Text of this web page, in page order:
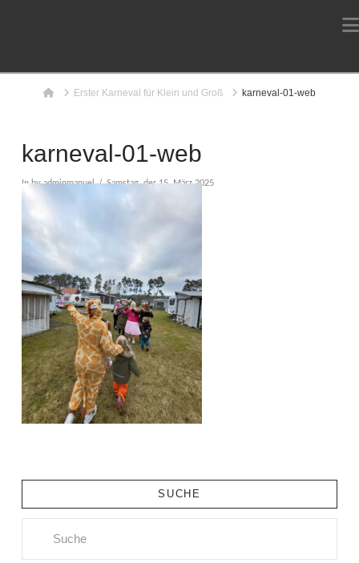
HomeErster Karneval für Klein und Groß karneval-01-web
karneval-01-web
In by adminmanuel Samstag, der 15. März 2025
SUCHE